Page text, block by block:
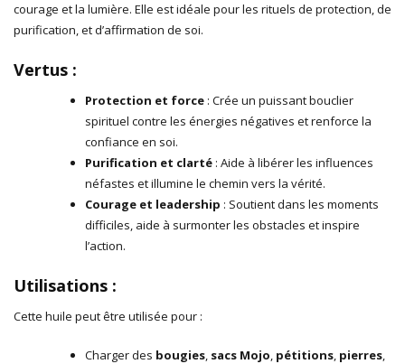
courage et la lumière. Elle est idéale pour les rituels de protection, de
purification, et d’affirmation de soi.
Vertus :
Protection et force : Crée un puissant bouclier
spirituel contre les énergies négatives et renforce la
confiance en soi.
Purification et clarté : Aide à libérer les influences
néfastes et illumine le chemin vers la vérité.
Courage et leadership : Soutient dans les moments
difficiles, aide à surmonter les obstacles et inspire
l’action.
Utilisations :
Cette huile peut être utilisée pour :
Charger des bougies, sacs Mojo, pétitions, pierres,